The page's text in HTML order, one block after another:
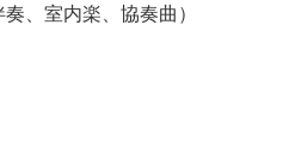
、室内楽、協奏曲）